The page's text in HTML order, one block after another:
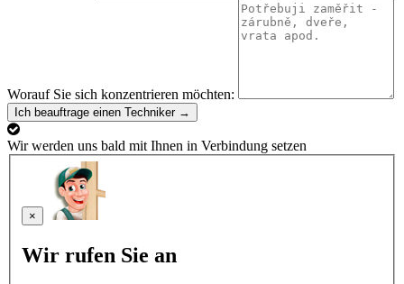
Worauf Sie sich konzentrieren möchten:
Ich beauftrage einen Techniker →
Wir werden uns bald mit Ihnen in Verbindung setzen
×
Wir rufen Sie an